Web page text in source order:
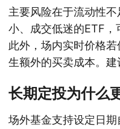
主要风险在于流动性
小、成交低迷的ETF，
此外，场内实时价格
生额外的买卖成本。建
长期定投为什么
场外基金支持设定日